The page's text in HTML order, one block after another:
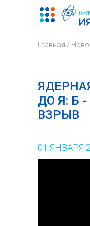
Главная /
ДО Я: Б
ВЗРЫВ
01 ЯНВАРЯ